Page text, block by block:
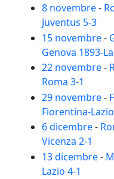
8 novembre-
Juventus 5-3
15 novembre-
Genova 1893-
22 novembre-
Roma 3-1
29 novembre-
Fiorentina-
6 dicembre-
Vicenza 2-1
13 dicembre-
Lazio 4-1